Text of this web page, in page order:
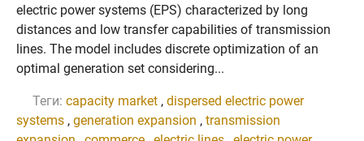
electric power systems (EPS) characterized by long
distances and low transfer capabilities of transmission
lines. The model includes discrete optimization of an
optimal generation set considering...
Теги: capacity market , dispersed electric power
systems , generation expansion , transmission